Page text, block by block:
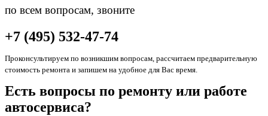
по всем вопросам, звоните
+7 (495) 532-47-74
Проконсультируем по возникшим вопросам, рассчитаем предварительную
стоимость ремонта и запишем на удобное для Вас время.
Есть вопросы по ремонту или работе
автосервиса?